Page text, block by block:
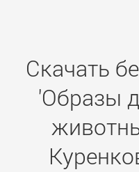
Скачать
'Образы